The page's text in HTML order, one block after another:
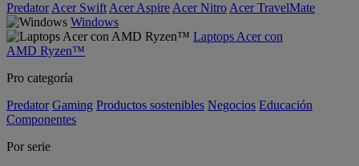
Predator Acer Swift Acer Aspire Acer Nitro Acer TravelMate
Windows
Laptops Acer con
AMD Ryzen™
Pro categoría
Predator Gaming Productos sostenibles Negocios Educación
Componentes
Por serie